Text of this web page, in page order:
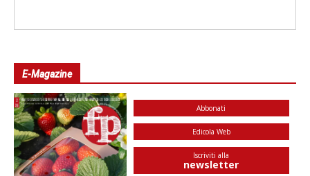
E-Magazine
Abbonati
Edicola Web
Iscriviti alla
newsletter